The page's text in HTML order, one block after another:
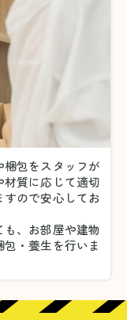
包をスタッフが
材質に応じて適切
ので安心してお
、お部屋や建物
・養生を行いま